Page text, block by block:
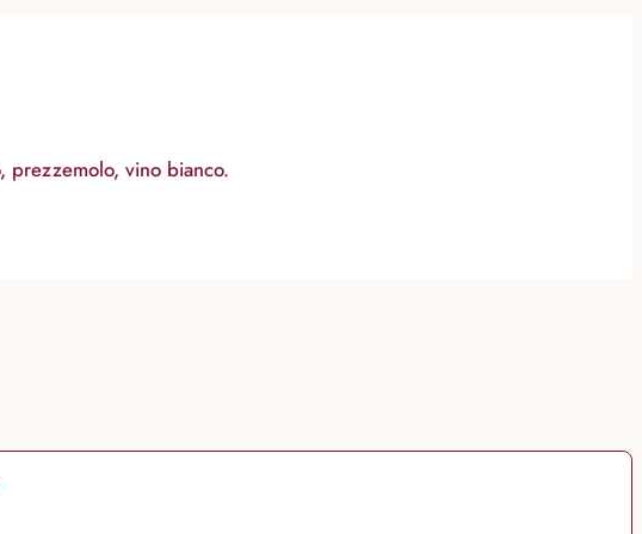
prezzemolo, vino bianco.